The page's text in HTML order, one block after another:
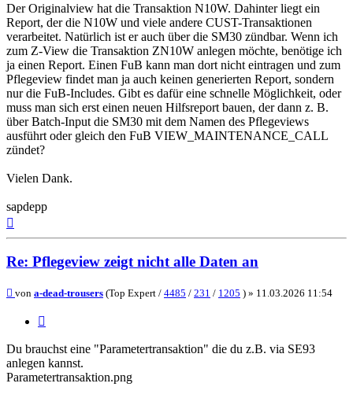
Der Originalview hat die Transaktion N10W. Dahinter liegt ein
Report, der die N10W und viele andere CUST-Transaktionen
verarbeitet. Natürlich ist er auch über die SM30 zündbar. Wenn ich
zum Z-View die Transaktion ZN10W anlegen möchte, benötige ich
ja einen Report. Einen FuB kann man dort nicht eintragen und zum
Pflegeview findet man ja auch keinen generierten Report, sondern
nur die FuB-Includes. Gibt es dafür eine schnelle Möglichkeit, oder
muss man sich erst einen neuen Hilfsreport bauen, der dann z. B.
über Batch-Input die SM30 mit dem Namen des Pflegeviews
ausführt oder gleich den FuB VIEW_MAINTENANCE_CALL
zündet?
Vielen Dank.
sapdepp
Re: Pflegeview zeigt nicht alle Daten an
Beitrag
von a-dead-trousers (Top Expert / 4485 / 231 / 1205 ) » 11.03.2026 11:54
Du brauchst eine "Parametertransaktion" die du z.B. via SE93
anlegen kannst.
Parametertransaktion.png